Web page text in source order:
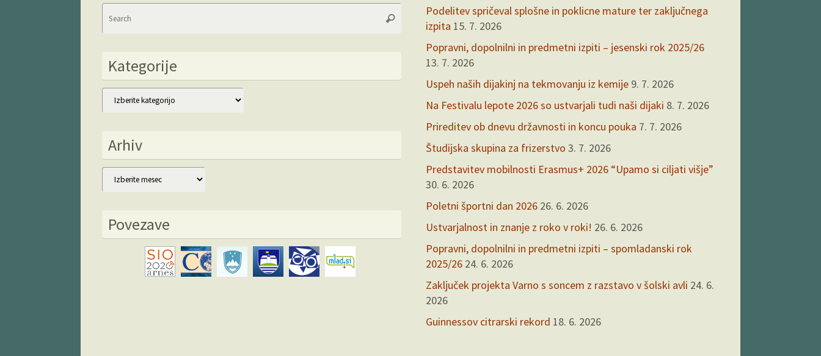
Search
Search
Kategorije
Kategorije
Arhiv
Arhiv
Povezave
Podelitev spričeval splošne in poklicne mature ter zaključnega
izpita 15. 7. 2026
Popravni, dopolnilni in predmetni izpiti – jesenski rok 2025/26
13. 7. 2026
Uspeh naših dijakinj na tekmovanju iz kemije 9. 7. 2026
Na Festivalu lepote 2026 so ustvarjali tudi naši dijaki 8. 7. 2026
Prireditev ob dnevu državnosti in koncu pouka 7. 7. 2026
Študijska skupina za frizerstvo 3. 7. 2026
Predstavitev mobilnosti Erasmus+ 2026 “Upamo si ciljati višje”
30. 6. 2026
Poletni športni dan 2026 26. 6. 2026
Ustvarjalnost in znanje z roko v roki! 26. 6. 2026
Popravni, dopolnilni in predmetni izpiti – spomladanski rok
2025/26 24. 6. 2026
Zaključek projekta Varno s soncem z razstavo v šolski avli 24. 6.
2026
Guinnessov citrarski rekord 18. 6. 2026